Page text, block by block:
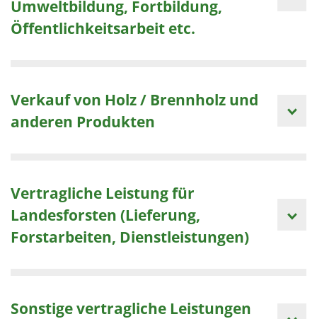
Umweltbildung, Fortbildung,
Öffentlichkeitsarbeit etc.
Verkauf von Holz / Brennholz und
anderen Produkten
Vertragliche Leistung für
Landesforsten (Lieferung,
Forstarbeiten, Dienstleistungen)
Sonstige vertragliche Leistungen